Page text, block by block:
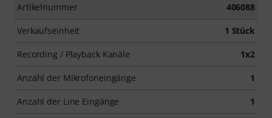
Artikelnummer 406088
Verkaufseinheit 1 Stück
Recording / Playback Kanäle 1x2
Anzahl der Mikrofoneingänge 1
Anzahl der Line Eingänge 1